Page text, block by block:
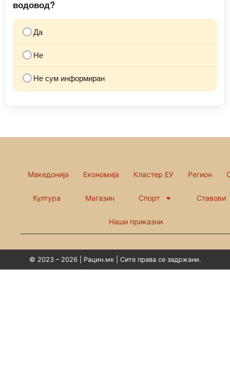
водовод?
Да
Не
Не сум информиран
Македонија Економија Кластер ЕУ Регион
Култура Магазин Спорт Ставови
Наши приказни
© 2023 – 2026 | Рацин.мк | Сите права се задржани.